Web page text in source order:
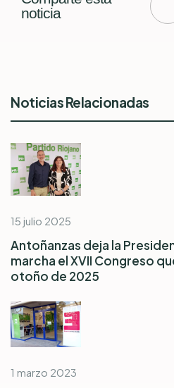
noticia
Noticias Relacionadas
15 julio 2025
Antoñanzas deja la
marcha el XVII Congreso
otoño de 2025
1 marzo 2023